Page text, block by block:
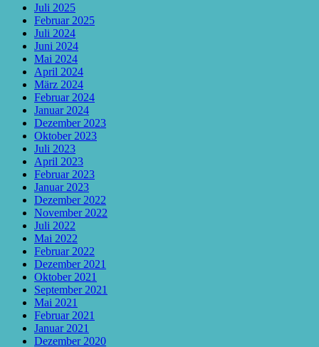
Juli 2025
Februar 2025
Juli 2024
Juni 2024
Mai 2024
April 2024
März 2024
Februar 2024
Januar 2024
Dezember 2023
Oktober 2023
Juli 2023
April 2023
Februar 2023
Januar 2023
Dezember 2022
November 2022
Juli 2022
Mai 2022
Februar 2022
Dezember 2021
Oktober 2021
September 2021
Mai 2021
Februar 2021
Januar 2021
Dezember 2020